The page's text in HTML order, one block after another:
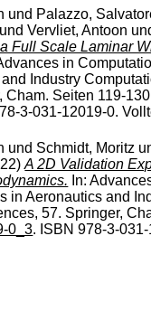
und Palazzo,
undVervliet, Antoon
Full Scale Laminar
in
Industry
Cham. Seiten 119-
3-031-12019-0.
und Schmidt, Moritz
A 2D Validation
In:
in Aeronautics and
57. Springer,
0_3. ISBN 978-3-